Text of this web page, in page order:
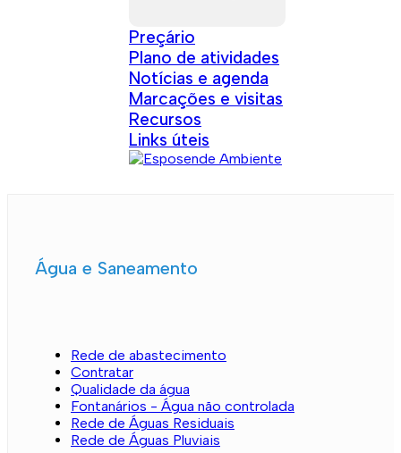
Preçário
Plano de atividades
Notícias e agenda
Marcações e visitas
Recursos
Links úteis
Água e Saneamento
Rede de abastecimento
Contratar
Qualidade da água
Fontanários - Água não controlada
Rede de Águas Residuais
Rede de Águas Pluviais